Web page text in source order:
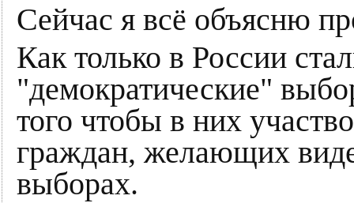
Сейчас я всё объясню
Как только в России
"демократические"
того чтобы в них
граждан, желающих
выборах.